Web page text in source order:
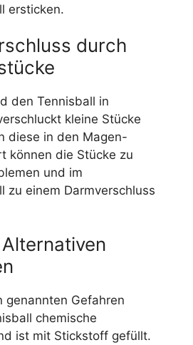
ersticken.
durch
den Tennisball in
kleine Stücke
diese in den Magen-
können die Stücke zu
und im
zu einem Darmverschluss
genannten Gefahren
chemische
ist mit Stickstoff gefüllt.